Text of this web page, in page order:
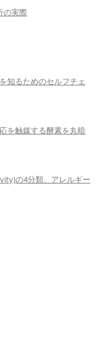
の実際
知るためのセルフチェ
を触媒する酵素を丸暗
の4分類、アレルギー